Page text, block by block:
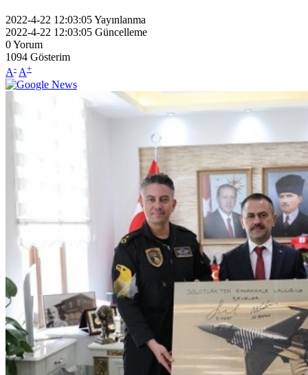
2022-4-22 12:03:05Yayınlanma
2022-4-22 12:03:05 Güncelleme
0Yorum
1094 Gösterim
A- A+